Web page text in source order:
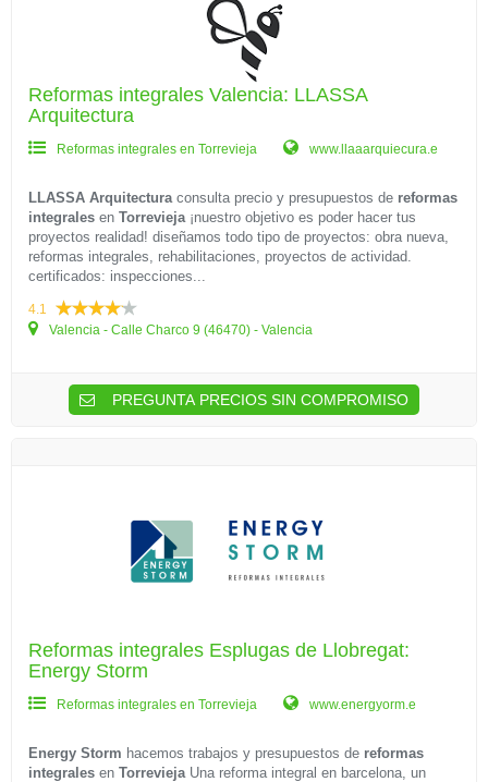
Reformas integrales Valencia: LLASSA
Arquitectura
Reformas integrales en Torrevieja www.llaaarquiecura.e
LLASSA Arquitecturaconsulta precio y presupuestos de reformas
integrales en Torrevieja¡nuestro objetivo es poder hacer tus
proyectos realidad! diseñamos todo tipo de proyectos: obra nueva,
reformas integrales, rehabilitaciones, proyectos de actividad.
certificados: inspecciones...
4.1
Valencia - Calle Charco 9 (46470) - Valencia
PREGUNTA PRECIOS SIN COMPROMISO
Reformas integrales Esplugas de Llobregat:
Energy Storm
Reformas integrales en Torrevieja www.energyorm.e
Energy Storm hacemos trabajos y presupuestos de reformas
integrales en TorreviejaUna reforma integral en barcelona, un